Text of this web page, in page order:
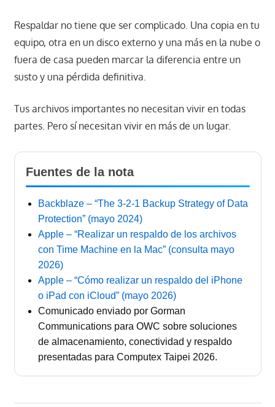
Respaldar no tiene que ser complicado. Una copia en tu
equipo, otra en un disco externo y una más en la nube o
fuera de casa pueden marcar la diferencia entre un
susto y una pérdida definitiva.
Tus archivos importantes no necesitan vivir en todas
partes. Pero sí necesitan vivir en más de un lugar.
Fuentes de la nota
Backblaze – “The 3-2-1 Backup Strategy of Data
Protection” (mayo 2024)
Apple – “Realizar un respaldo de los archivos
con Time Machine en la Mac” (consulta mayo
2026)
Apple – “Cómo realizar un respaldo del iPhone
o iPad con iCloud” (mayo 2026)
Comunicado enviado por Gorman
Communications para OWC sobre soluciones
de almacenamiento, conectividad y respaldo
presentadas para Computex Taipei 2026.